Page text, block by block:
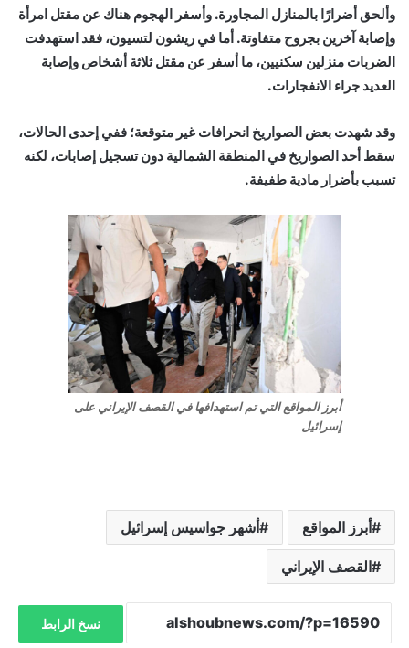
وألحق أضرارًا بالمنازل المجاورة. وأسفر الهجوم هناك عن مقتل امرأة
وإصابة آخرين بجروح متفاوتة. أما في ريشون لتسيون، فقد استهدفت
الضربات منزلين سكنيين، ما أسفر عن مقتل ثلاثة أشخاص وإصابة
العديد جراء الانفجارات.
وقد شهدت بعض الصواريخ انحرافات غير متوقعة؛ ففي إحدى الحالات،
سقط أحد الصواريخ في المنطقة الشمالية دون تسجيل إصابات، لكنه
تسبب بأضرار مادية طفيفة.
أبرز المواقع التي تم استهدافها في القصف الإيراني على
إسرائيل
أبرز المواقع أشهر جواسيس إسرائيل
القصف الإيراني
نسخ الرابط